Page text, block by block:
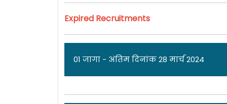
Expired Recruitments
01 जागा - अंतिम दिनांक 28 मार्च 2024